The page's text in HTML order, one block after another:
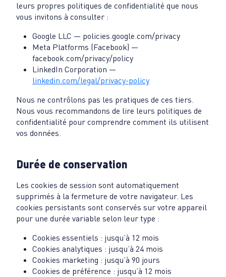
leurs propres politiques de confidentialité que nous
vous invitons à consulter :
Google LLC — policies.google.com/privacy
Meta Platforms (Facebook) —
facebook.com/privacy/policy
LinkedIn Corporation —
linkedin.com/legal/privacy-policy
Nous ne contrôlons pas les pratiques de ces tiers.
Nous vous recommandons de lire leurs politiques de
confidentialité pour comprendre comment ils utilisent
vos données.
Durée de conservation
Les cookies de session sont automatiquement
supprimés à la fermeture de votre navigateur. Les
cookies persistants sont conservés sur votre appareil
pour une durée variable selon leur type :
Cookies essentiels : jusqu’à 12 mois
Cookies analytiques : jusqu’à 24 mois
Cookies marketing : jusqu’à 90 jours
Cookies de préférence : jusqu’à 12 mois